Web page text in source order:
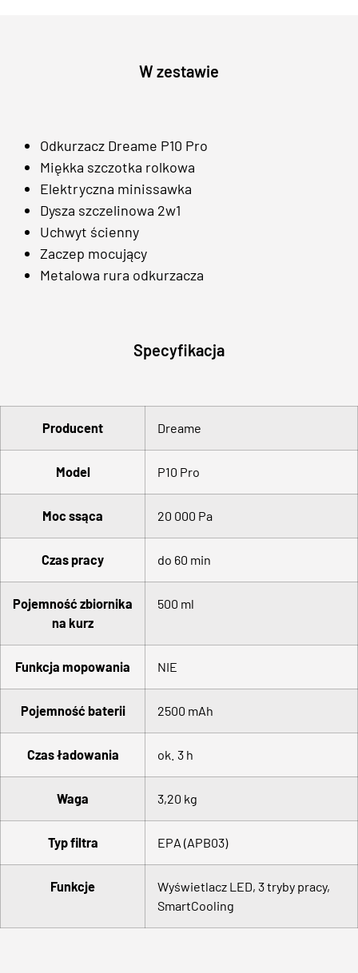
W zestawie
Odkurzacz Dreame P10 Pro
Miękka szczotka rolkowa
Elektryczna minissawka
Dysza szczelinowa 2w1
Uchwyt ścienny
Zaczep mocujący
Metalowa rura odkurzacza
Specyfikacja
Producent Dreame
Model P10 Pro
Moc ssąca 20 000 Pa
Czas pracy do 60 min
Pojemność zbiornika
na kurz
500 ml
Funkcja mopowania NIE
Pojemność baterii 2500 mAh
Czas ładowania ok. 3 h
Waga 3,20 kg
Typ filtra EPA (APB03)
Funkcje
Wyświetlacz LED, 3 tryby pracy,
SmartCooling